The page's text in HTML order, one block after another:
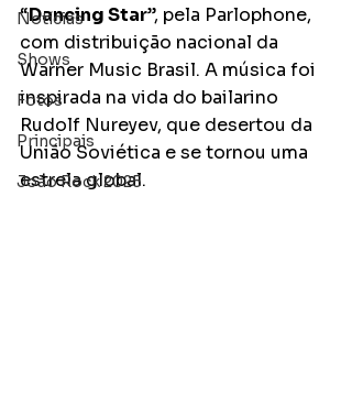
Notícias
Shows
Fotos
Principais
João Rock 2025
“Dancing Star”, pela Parlophone,
com distribuição nacional da
Warner Music Brasil. A música foi
inspirada na vida do bailarino
Rudolf Nureyev, que desertou da
União Soviética e se tornou uma
estrela global.